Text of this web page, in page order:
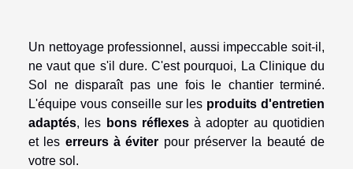
Un nettoyage professionnel, aussi impeccable soit-il,
ne vaut que s'il dure. C'est pourquoi, La Clinique du
Sol ne disparaît pas une fois le chantier terminé.
L'équipe vous conseille sur les produits d'entretien
adaptés, les bons réflexesà adopter au quotidien
et les erreurs à éviter pour préserver la beauté de
votre sol.